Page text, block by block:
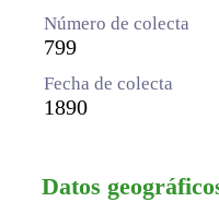
Número de colecta
799
Fecha de colecta
1890
Datos